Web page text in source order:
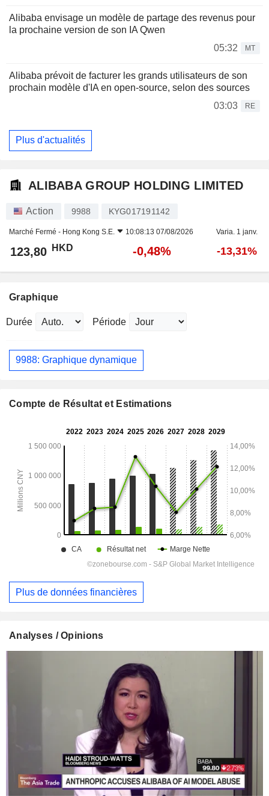
Alibaba envisage un modèle de partage des revenus pour
la prochaine version de son IA Qwen
05:32
MT
Alibaba prévoit de facturer les grands utilisateurs de son
prochain modèle d'IA en open-source, selon des sources
03:03
RE
Plus d'actualités
ALIBABA GROUP HOLDING LIMITED
Action 9988 KYG017191142
Marché Fermé - Hong Kong S.E. 10:08:13 07/08/2026 Varia. 1 janv.
123,80 HKD -0,48% -13,31%
Graphique
Durée Période
9988: Graphique dynamique
Compte de Résultat et Estimations
Plus de données financières
Analyses / Opinions